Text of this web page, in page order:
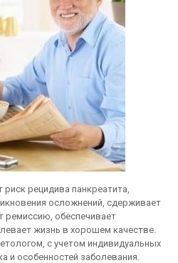
рецидива панкреатита,
осложнений, сдерживает
ремиссию, обеспечивает
жизнь в хорошем качестве.
с учетом индивидуальных
и особенностей заболевания.